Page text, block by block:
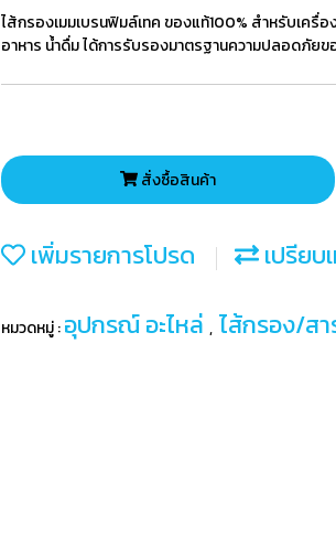
ไส้กรองเมมเบรนฟิมล์เทค ของแท้100% สำหรับเครื่อ
อาหาร น้ำดื่ม ได้การรับรองมาตรฐานความปลอดภัยข
สั่งซื้อสินค้า
เพิ่มรายการโปรด เปรียบ
หมวดหมู่ :อุปกรณ์ อะไหล่ , ไส้กรอง/ส